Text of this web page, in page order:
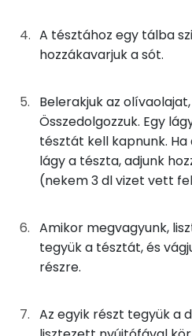
11g petrezselyem
4g olívaolaj
2g só
0gnégyszínű bors
A tetejére
11golívaolaj
fokhagyma
Kolin:
Lut-zea
E vitamin:
β-karotin
Összesen
A tésztához egy tálba
hozzákavarjuk a sót.
Belerakjuk az
Összedolgozzuk. Egy
tésztát kell kapnunk.
lágy a tészta, adjunk
(nekem 3 dl vizet vett
Amikor megvagyunk,
tegyük a tésztát, és
részre.
Az egyik részt tegyük a